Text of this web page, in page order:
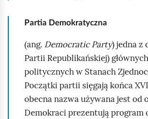
Partia Demokratyczna
(ang. Democratic Party) jedna z
Partii Republikańskiej)
politycznych w Stanach
Początki partii sięgają końca
obecna nazwa używana jest od
Demokraci prezentują